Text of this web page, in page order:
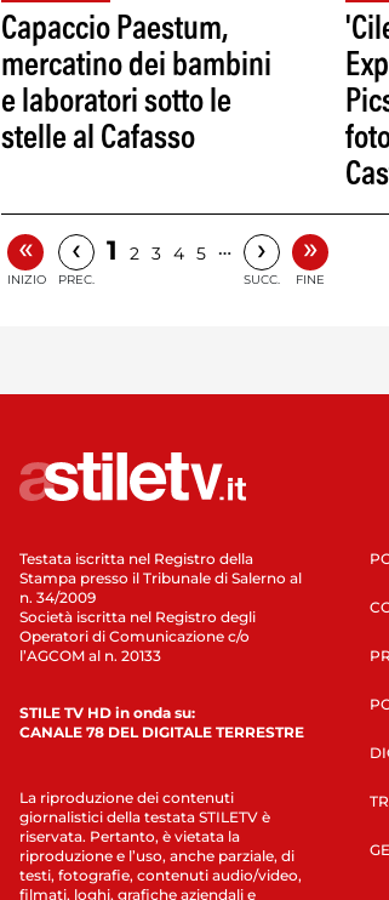
Capaccio Paestum,
mercatino dei bambini
e laboratori sotto le
stelle al Cafasso
«
INIZIO
‹
PREC.
1 2 3 4 5 … ›
SUCC.
»
FINE
Testata iscritta nel Registro della
Stampa presso il Tribunale di Salerno al
n. 34/2009
Società iscritta nel Registro degli
Operatori di Comunicazione c/o
l’AGCOM al n. 20133
STILE TV HD in onda su:
CANALE 78 DEL DIGITALE TERRESTRE
La riproduzione dei contenuti
giornalistici della testata STILETV è
riservata. Pertanto, è vietata la
riproduzione e l’uso, anche parziale, di
testi, fotografie, contenuti audio/video,
filmati, loghi, grafiche aziendali e